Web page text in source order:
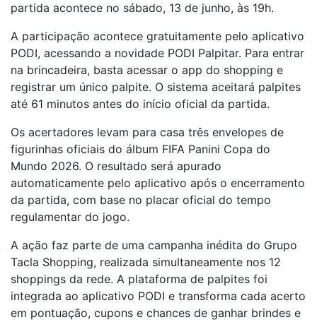
partida acontece no sábado, 13 de junho, às 19h.
A participação acontece gratuitamente pelo aplicativo
PODI, acessando a novidade PODI Palpitar. Para entrar
na brincadeira, basta acessar o app do shopping e
registrar um único palpite. O sistema aceitará palpites
até 61 minutos antes do início oficial da partida.
Os acertadores levam para casa três envelopes de
figurinhas oficiais do álbum FIFA Panini Copa do
Mundo 2026. O resultado será apurado
automaticamente pelo aplicativo após o encerramento
da partida, com base no placar oficial do tempo
regulamentar do jogo.
A ação faz parte de uma campanha inédita do Grupo
Tacla Shopping, realizada simultaneamente nos 12
shoppings da rede. A plataforma de palpites foi
integrada ao aplicativo PODI e transforma cada acerto
em pontuação, cupons e chances de ganhar brindes e